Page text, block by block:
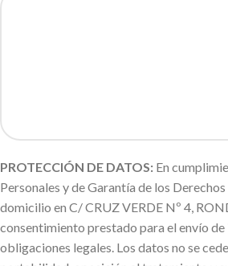
PROTECCIÓN DE DATOS: En
Personales y de Garantía de los
domicilio en C/ CRUZ VERDE Nº 4,
consentimiento prestado para el envío
obligaciones legales. Los datos no se